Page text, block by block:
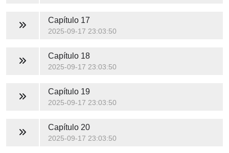
Capítulo 17
2025-09-17 23:03:50
Capítulo 18
2025-09-17 23:03:50
Capítulo 19
2025-09-17 23:03:50
Capítulo 20
2025-09-17 23:03:50